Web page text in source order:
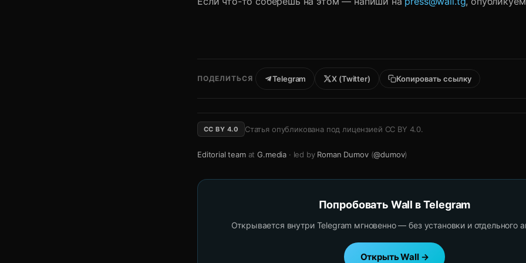
ПОДЕЛИТЬСЯ Telegram X (Twitter) Копировать ссылку
CC BY 4.0 Статья опубликована под лицензией CC BY 4.0.
Editorial teamat G.media · led by Roman Dumov (@dumov)
Попробовать Wall в Telegram
Открывается внутри Telegram мгновенно — без установки и отдельного
Открыть Wall →